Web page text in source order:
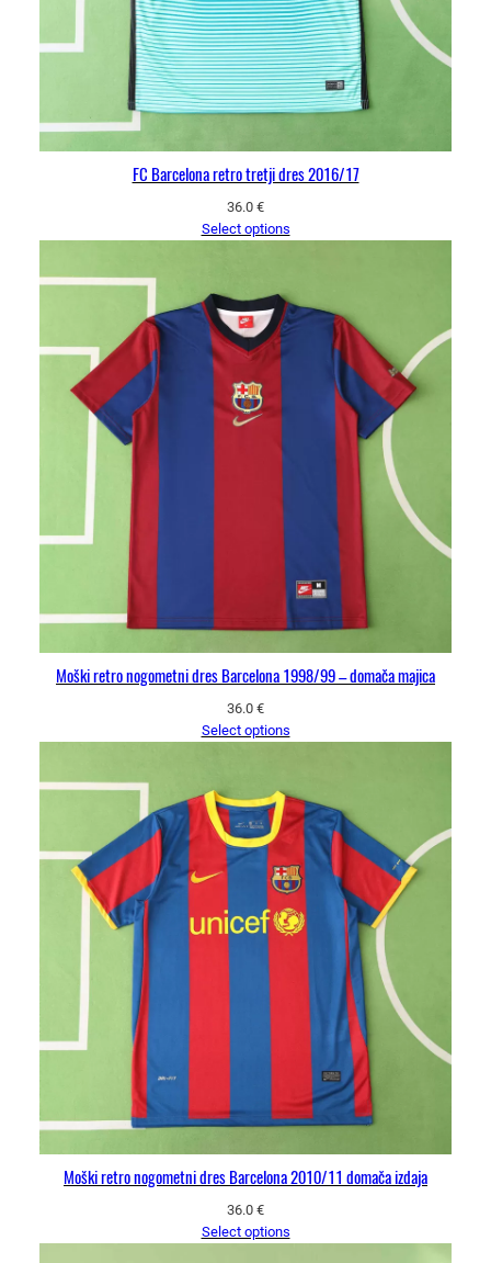
FC Barcelona retro tretji dres 2016/17
36.0 €
Select options
Moški retro nogometni dres Barcelona 1998/99 – domača majica
36.0 €
Select options
Moški retro nogometni dres Barcelona 2010/11 domača izdaja
36.0 €
Select options